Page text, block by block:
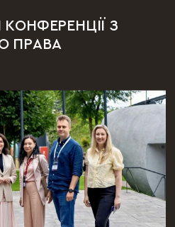
КОНФЕРЕНЦІЇ З
ПРАВА